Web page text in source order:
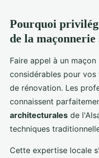
Pourquoi
de la maçonnerie
Faire appel à un
considérables pour
de rénovation. Les
connaissent
architecturales de
techniques
Cette expertise locale